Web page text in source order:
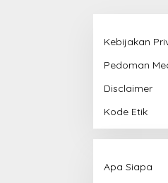
Kebijakan
Pedoman
Disclaimer
Kode Etik
Apa Siapa